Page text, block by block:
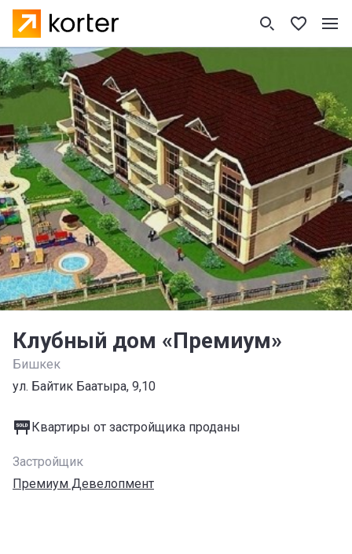
Клубный дом «Премиум»
Бишкек
ул. Байтик Баатыра, 9,10
Квартиры от застройщика проданы
Застройщик
Премиум Девелопмент